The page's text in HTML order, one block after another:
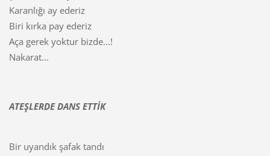
Karanlığı ay ederiz
Biri kırka pay ederiz
Aça gerek yoktur bizde...!
Nakarat...
ATEŞLERDE DANS ETTİK
Bir uyandık şafak tandı